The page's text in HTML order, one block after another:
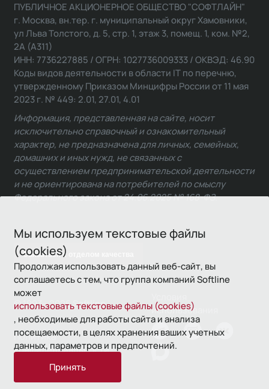
Мы используем текстовые файлы
(cookies)
Продолжая использовать данный веб-сайт, вы
соглашаетесь с тем, что группа компаний Softline
может
использовать текстовые файлы (cookies)
, необходимые для работы сайта и анализа
посещаемости, в целях хранения ваших учетных
данных, параметров и предпочтений.
Принять
Связаться с отделом качества
ПУБЛИЧНОЕ АКЦИОНЕРНОЕ ОБЩЕСТВО "СОФТЛАЙН"
г. Москва, вн.тер. г. муниципальный округ Хамовники,
ул Льва Толстого, д. 5, стр. 1, этаж 3, помещ. 1, ком. №2,
2А (А311)
ИНН: 7736227885 / ОГРН: 1027736009333 / ОКВЭД: 46.90
Коды видов деятельности в области IT по перечню,
утвержденному Приказом Минцифры России от 11 мая
2023 г. № 449: 2.01, 27.01, 4.01
Информация, представленная на сайте, носит
исключительно справочный и ознакомительный
характер, не предназначена для личных, семейных,
домашних и иных нужд, не связанных с
осуществлением предпринимательской деятельности
и не ориентирована на потребителей по смыслу
Федерального закона от 24.06.2025 № 168-ФЗ.
© 1993—2026 Softline
использования
Политика
конфиденциальности